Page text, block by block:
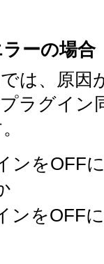
ーの場合
は、原因
ラグイン
ンをOFF
ンをOFF